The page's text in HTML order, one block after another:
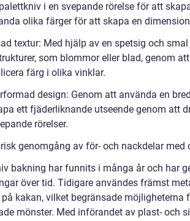
i en svepande rörelse för att
olika färger för att skapa en
textur: Med hjälp av en spetsig och
som blommor eller blad, genom
färg i olika vinklar.
design: Genom att använda en
ett fjäderliknande utseende genom att
rörelser.
genomgång av för- och nackdelar med
bakning har funnits i många år och har
över tid. Tidigare användes främst
kakan, vilket begränsade möjligheterna
mönster. Med införandet av plast- och